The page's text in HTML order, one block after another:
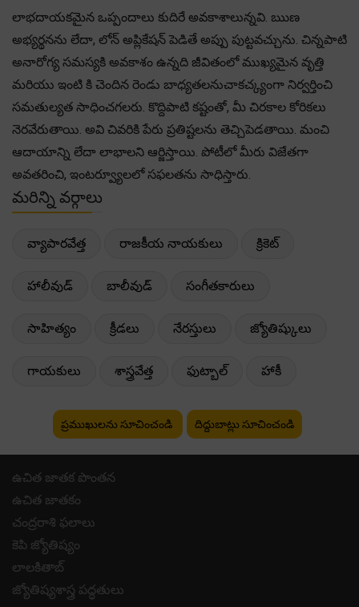
లాభదాయకమైన ఒప్పందాలు కుదిరే అవకాశాలున్నవి. ఋణ
అభ్యర్థనను లేదా, లోన్ అప్లికేషన్ పెడితే అప్పు పుట్టవచ్చును. చిన్నపాటి
అనారోగ్య సమస్యకి అవకాశం ఉన్నది జీవితంలో ముఖ్యమైన వృత్తి
మరియు ఇంటి కి చెందిన రెండు బాధ్యతలనుచాకచ్క్యంగా నిర్వర్తించి
సమతుల్యత సాధించగలరు. కొద్దిపాటి కష్టంతో, మీ చిరకాల కోరికలు
నెరవేరుతాయి. అవి చివరికి పేరు ప్రతిష్టలను తెచ్చిపెడతాయి. మంచి
ఆదాయాన్ని లేదా లాభాలని ఆర్జిస్తాయి. పోటీలో మీరు విజేతగా
అవతరించి, ఇంటర్వ్యూలలో సఫలతను సాధిస్తారు.
మరిన్ని వర్గాలు
వ్యాపారవేత్త రాజకీయ నాయకులు క్రికెట్
హాలీవుడ్ బాలీవుడ్ సంగీతకారులు
సాహిత్యం క్రీడలు నేరస్తులు జ్యోతిష్కులు
గాయకులు శాస్త్రవేత్త ఫుట్బాల్ హాకీ
ప్రముఖులను సూచించండి దిద్దుబాట్లు సూచించండి
ఉచిత జాతక పొంతన
ఉచిత జాతకం
చంద్రరాశి ఫలాలు
కెపి జ్యోతిష్యం
లాలకితాబ్
జ్యోతిష్యశాస్త్ర పద్ధతులు